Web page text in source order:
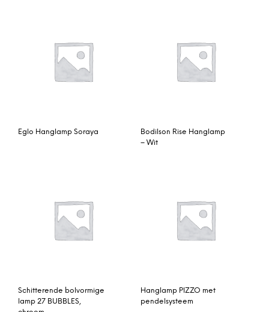
Eglo Hanglamp Soraya
Bodilson Rise Hanglamp
– Wit
Schitterende bolvormige
lamp 27 BUBBLES,
Hanglamp PIZZO met
pendelsysteem